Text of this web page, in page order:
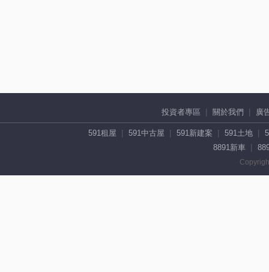
投資者專區 關於我們 廣
591租屋 591中古屋 591新建案 591土地
8891新車